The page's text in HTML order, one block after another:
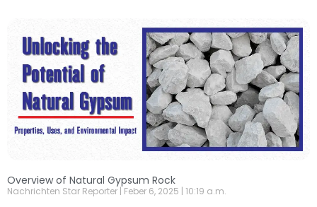
Overview of Natural Gypsum Rock
Nachrichten Star Reporter Feber 6, 2025 10:19 a.m.